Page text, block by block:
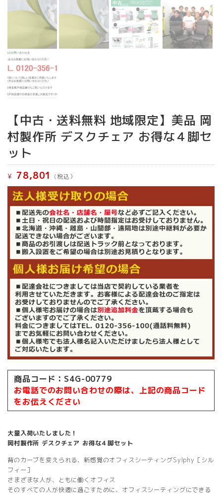
【中古・送料無料 地域限定】美品 岡
村製作所 デスクチェア お得な４脚セ
ット
¥ 78,801 (税込）
商品コード：S4G-00779
お電話でのお問い合わせの際は、上記の商品コード
をお伝えください
大量入荷いたしました！
岡村製作所 デスクチェア お得な４脚セット
背のカーブを変えられる、新感覚のオフィスシーティングSylphy［シル
フィー］
さまざまな人が、ともに働くオフィス
そのすべての人が快適に過ごすために、オフィスシーティングにできる